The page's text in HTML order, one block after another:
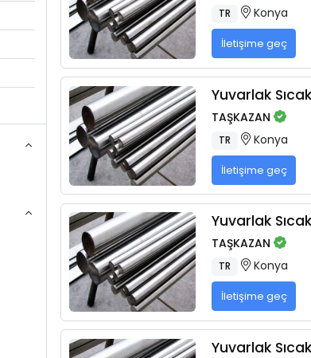
TR Konya
İletişime geç
Yuvarlak
TAŞKAZAN
TR Konya
İletişime geç
Yuvarlak
TAŞKAZAN
TR Konya
İletişime geç
Yuvarlak